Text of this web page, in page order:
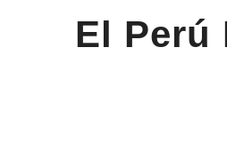
El Perú